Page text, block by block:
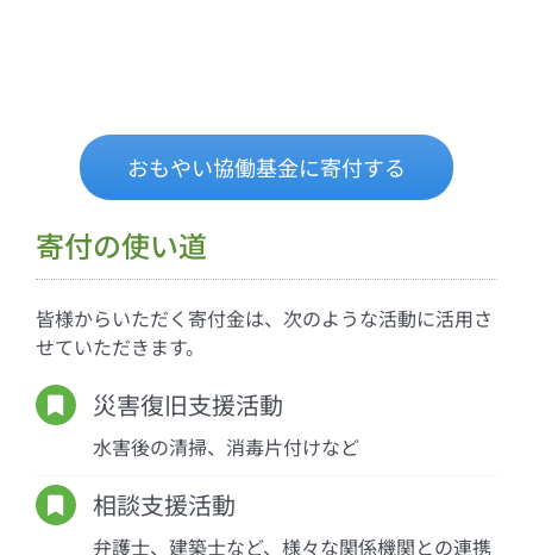
おもやい協働基金に寄付する
寄付の使い道
皆様からいただく寄付金は、次のような活動に活用さ
せていただきます。
災害復旧支援活動
水害後の清掃、消毒片付けなど
相談支援活動
弁護士、建築士など、様々な関係機関との連携